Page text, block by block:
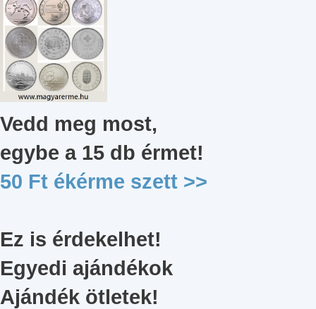
Vedd meg most,
egybe a 15 db érmet!
50 Ft ékérme szett >>
Ez is érdekelhet!
Egyedi ajándékok
Ajándék ötletek!